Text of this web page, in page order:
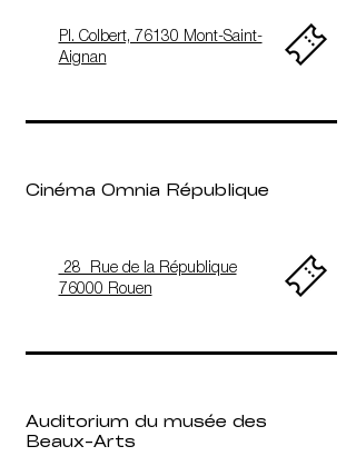
Pl. Colbert, 76130 Mont-Saint-
Aignan
​Cinéma Omnia République
28 Rue de la République
76000 Rouen
Auditorium du musée des
Beaux-Arts